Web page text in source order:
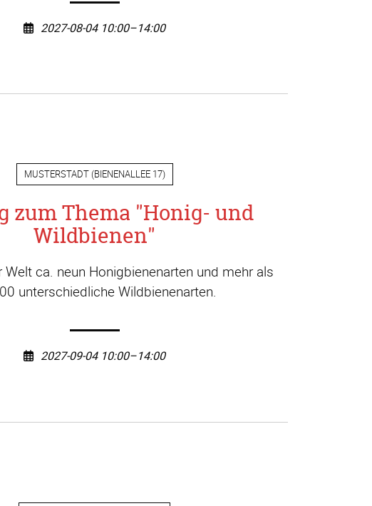
2027-08-04 10:00–14:00
MUSTERSTADT(BIENENALLEE 17)
zum Thema "Honig- und
Wildbienen"
ca. neun Honigbienenarten und mehr als
unterschiedliche Wildbienenarten.
2027-09-04 10:00–14:00